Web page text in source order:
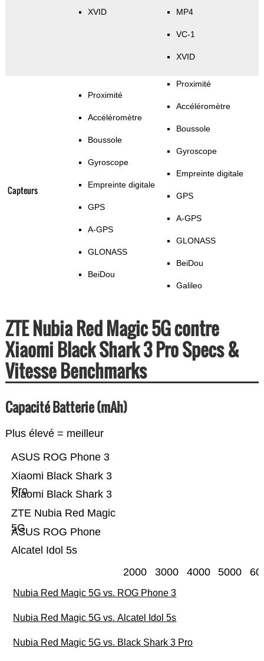
XVID MP4
VC-1
XVID
Capteurs
Proximité
Accéléromètre
Boussole
Gyroscope
Empreinte digitale
GPS
A-GPS
GLONASS
BeiDou
Proximité
Accéléromètre
Boussole
Gyroscope
Empreinte digitale
GPS
A-GPS
GLONASS
BeiDou
Galileo
ZTE Nubia Red Magic 5G contre
Xiaomi Black Shark 3 Pro Specs &
Vitesse Benchmarks
Capacité Batterie (mAh)
Plus élevé = meilleur
Alcatel Idol 5s
ASUS ROG Phone
ZTE Nubia Red Magic
5G
Xiaomi Black Shark 3
Xiaomi Black Shark 3
Pro
ASUS ROG Phone 3
2000 3000 4000 5000
Nubia Red Magic 5G vs. ROG Phone 3
Nubia Red Magic 5G vs. Alcatel Idol 5s
Nubia Red Magic 5G vs. Black Shark 3 Pro